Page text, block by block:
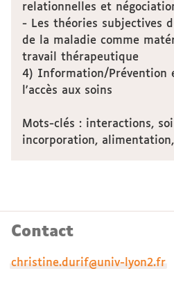
relationnelles et
- Les théories subjectives
de la maladie comme
travail thérapeutique
4) Information/Prévention
l'accès aux soins
Mots-clés : interactions,
incorporation,
Contact
christine.durif@univ-lyon2.fr